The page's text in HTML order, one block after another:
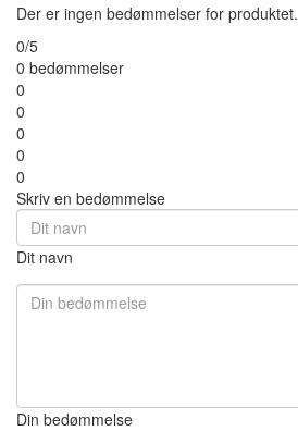
Der er ingen bedømmelser for produktet.
0/5
0 bedømmelser
0
0
0
0
0
Skriv en bedømmelse
Dit navn
Din bedømmelse